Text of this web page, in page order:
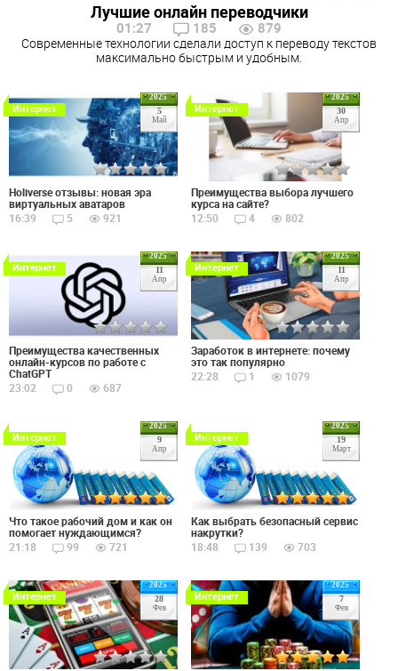
Лучшие онлайн переводчики
01:27 185 879
Современные технологии сделали доступ к переводу текстов
максимально быстрым и удобным.
2025
5
Май
Интернет
Holiverse отзывы: новая эра
виртуальных аватаров
16:39
5 921
2025
30
Апр
Интернет
Преимущества выбора лучшего
курса на сайте?
12:50
4 802
2025
11
Апр
Интернет
Преимущества качественных
онлайн-курсов по работе с
ChatGPT
23:02
0 687
2025
11
Апр
Интернет
Заработок в интернете: почему
это так популярно
22:28
1 1079
2025
9
Апр
Интернет
Что такое рабочий дом и как он
помогает нуждающимся?
21:18
99 721
2025
19
Март
Интернет
Как выбрать безопасный сервис
накрутки?
18:48
139 703
2025
28
Фев
Интернет
2025
7
Фев
Интернет